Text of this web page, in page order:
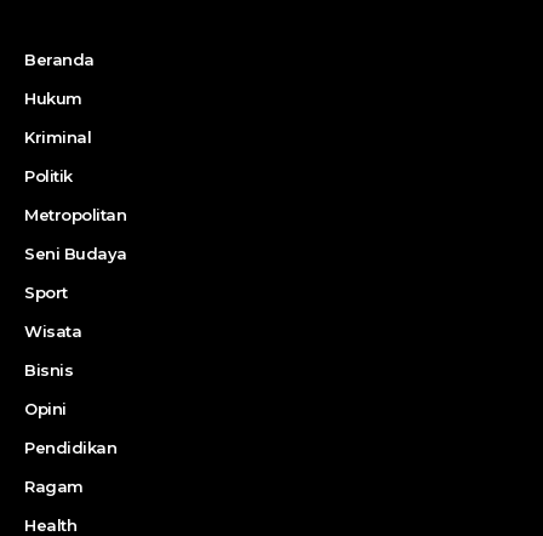
Beranda
Hukum
Kriminal
Politik
Metropolitan
Seni Budaya
Sport
Wisata
Bisnis
Opini
Pendidikan
Ragam
Health